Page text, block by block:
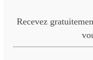
Recevez